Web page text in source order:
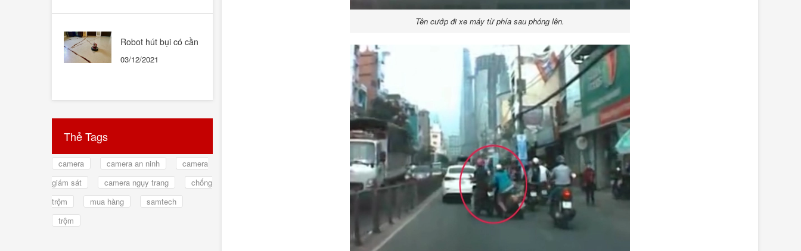
Robot hút bụi có cần
03/12/2021
Thẻ Tags
camera camera an ninh
camera
giám sát
camera ngụy trang
chống
trộm
mua hàng
samtech
trộm
Tên cướp đi xe máy từ phía sau phóng lên.